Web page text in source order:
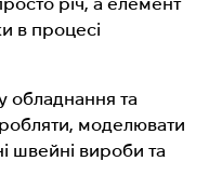
річ, а елемент
в процесі
обладнання та
моделювати
швейні вироби та